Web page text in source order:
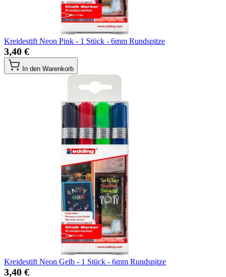
Kreidestift Neon Pink - 1 Stück - 6mm Rundspitze
3,40 €
In den Warenkorb
Kreidestift Neon Gelb - 1 Stück - 6mm Rundspitze
3,40 €